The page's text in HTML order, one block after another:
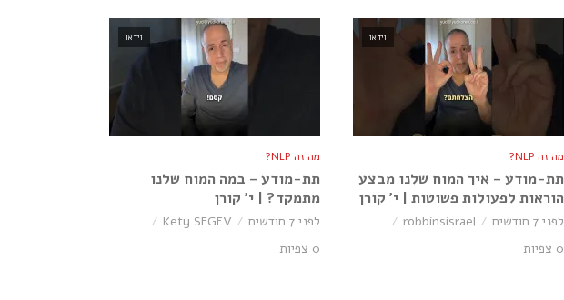
וידאו
מה זה NLP?
תת-מודע – איך המוח שלנו מבצע
הוראות לפעולות פשוטות | י׳ קורן
לפני 7 חודשים
robbinsisrael
0 צפיות
וידאו
מה זה NLP?
תת-מודע – במה המוח שלנו
מתמקד? | י׳ קורן
לפני 7 חודשים
Kety SEGEV
0 צפיות